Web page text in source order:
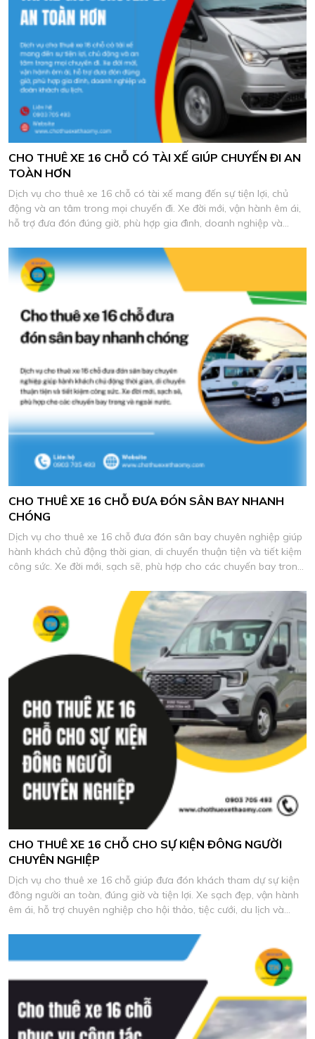
CHO THUÊ XE 16 CHỖ CÓ TÀI XẾ GIÚP CHUYẾN ĐI AN
TOÀN HƠN
Dịch vụ cho thuê xe 16 chỗ có tài xế mang đến sự tiện lợi, chủ
động và an tâm trong mọi chuyến đi. Xe đời mới, vận hành êm ái,
hỗ trợ đưa đón đúng giờ, phù hợp gia đình, doanh nghiệp và
CHO THUÊ XE 16 CHỖ ĐƯA ĐÓN SÂN BAY NHANH
CHÓNG
Dịch vụ cho thuê xe 16 chỗ đưa đón sân bay chuyên nghiệp giúp
hành khách chủ động thời gian, di chuyển thuận tiện và tiết kiệm
công sức. Xe đời mới, sạch sẽ, phù hợp cho các chuyến bay trong
CHO THUÊ XE 16 CHỖ CHO SỰ KIỆN ĐÔNG NGƯỜI
CHUYÊN NGHIỆP
Dịch vụ cho thuê xe 16 chỗ giúp đưa đón khách tham dự sự kiện
đông người an toàn, đúng giờ và tiện lợi. Xe sạch đẹp, vận hành
êm ái, hỗ trợ chuyên nghiệp cho hội thảo, tiệc cưới, du lịch và